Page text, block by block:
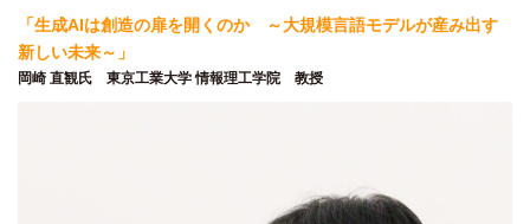
「生成AIは創造の扉を開くのか ～大規模言語モデルが産み出す
新しい未来～」
岡崎 直観氏 東京工業大学 情報理工学院 教授